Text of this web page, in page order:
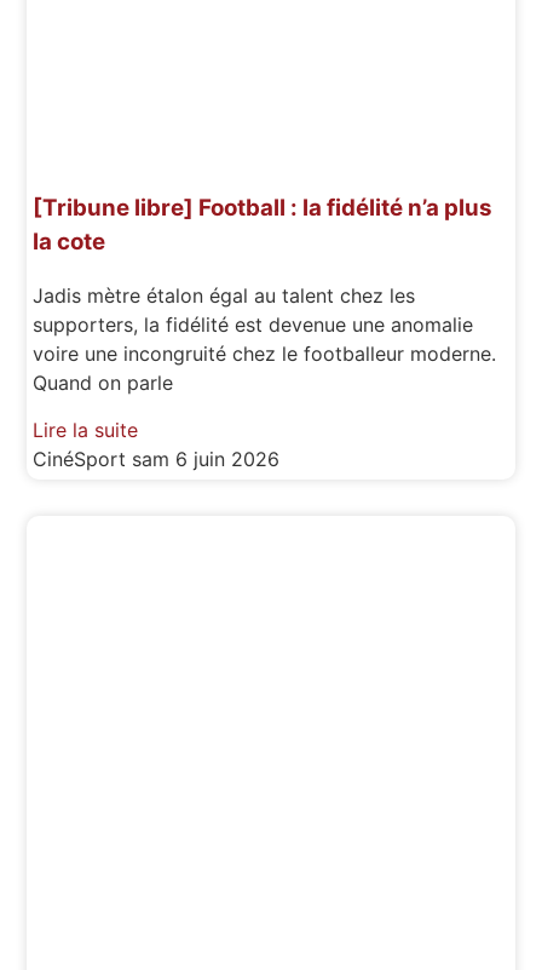
[Tribune libre] Football : la fidélité n’a plus
la cote
Jadis mètre étalon égal au talent chez les
supporters, la fidélité est devenue une anomalie
voire une incongruité chez le footballeur moderne.
Quand on parle
Lire la suite
CinéSport sam 6 juin 2026